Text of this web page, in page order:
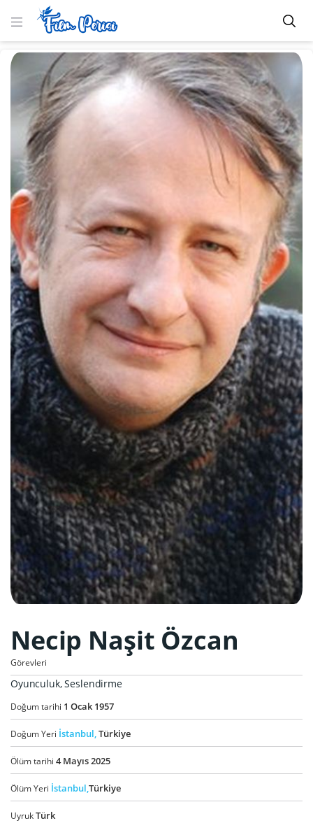
Necip Naşit Özcan
Görevleri
Oyunculuk, Seslendirme
Doğum tarihi 1 Ocak 1957
Doğum Yeri İstanbul,Türkiye
Ölüm tarihi 4Mayıs2025
Ölüm Yeri İstanbul,Türkiye
UyrukTürk